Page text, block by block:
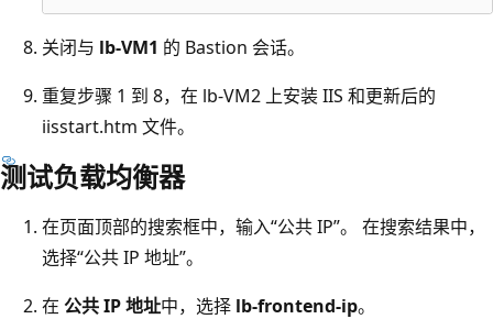
关闭与 lb-VM1 的 Bastion 会话。
重复步骤 1 到 8，在 lb-VM2 上安装 IIS 和更新后的
iisstart.htm 文件。
测试负载均衡器
在页面顶部的搜索框中，输入“公共 IP”。 在搜索结果中，
选择“公共 IP 地址”。
在 公共 IP 地址中，选择 lb-frontend-ip。